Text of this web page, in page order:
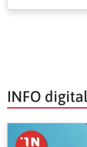
INFO